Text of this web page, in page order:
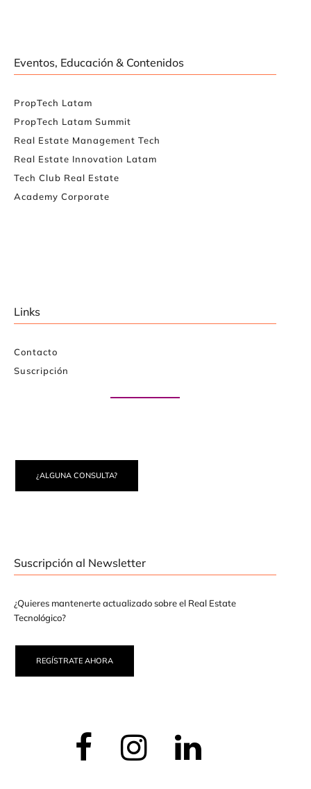
Eventos, Educación & Contenidos
PropTech Latam
PropTech Latam Summit
Real Estate Management Tech
Real Estate Innovation Latam
Tech Club Real Estate
Academy Corporate
Links
Contacto
Suscripción
¿ALGUNA CONSULTA?
Suscripción al Newsletter
¿Quieres mantenerte actualizado sobre el Real Estate
Tecnológico?
REGÍSTRATE AHORA